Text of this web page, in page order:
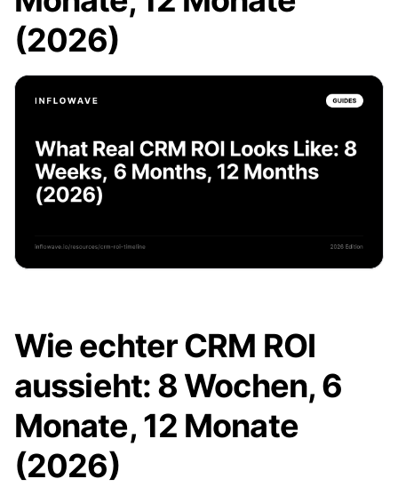
(2026)
Wie echter CRM ROI
aussieht: 8 Wochen, 6
Monate, 12 Monate
(2026)